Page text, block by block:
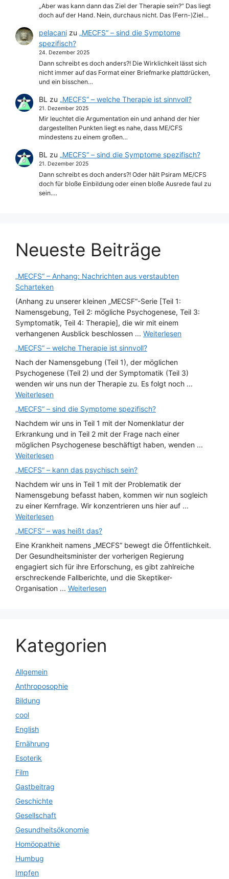
„Aber was kann dann das Ziel der Therapie sein?“ Das liegt
doch auf der Hand. Nein, durchaus nicht. Das (Fern-)Ziel…
pelacanizu „MECFS“ – sind die Symptome
spezifisch?
24. Dezember 2025
Dann schreibt es doch anders?! Die Wirklichkeit lässt sich
nicht immer auf das Format einer Briefmarke plattdrücken,
und ein bisschen…
BL zu „MECFS“ – welche Therapie ist sinnvoll?
21. Dezember 2025
Mir leuchtet die Argumentation ein und anhand der hier
dargestellten Punkten liegt es nahe, dass ME/CFS
mindestens zu einem großen…
BL zu „MECFS“ – sind die Symptome spezifisch?
21. Dezember 2025
Dann schreibt es doch anders?! Oder hält Psiram ME/CFS
doch für bloße Einbildung oder einen bloße Ausrede faul zu
sein.…
Neueste Beiträge
„MECFS“ – Anhang: Nachrichten aus verstaubten
Scharteken
(Anhang zu unserer kleinen „MECSF“-Serie [Teil 1:
Namensgebung, Teil 2: mögliche Psychogenese, Teil 3:
Symptomatik, Teil 4: Therapie], die wir mit einem
verhangenen Ausblick beschlossen ... Weiterlesen
„MECFS“ – welche Therapie ist sinnvoll?
Nach der Namensgebung (Teil 1), der möglichen
Psychogenese (Teil 2) und der Symptomatik (Teil 3)
wenden wir uns nun der Therapie zu. Es folgt noch ...
Weiterlesen
„MECFS“ – sind die Symptome spezifisch?
Nachdem wir uns in Teil 1 mit der Nomenklatur der
Erkrankung und in Teil 2 mit der Frage nach einer
möglichen Psychogenese beschäftigt haben, wenden ...
Weiterlesen
„MECFS“ – kann das psychisch sein?
Nachdem wir uns in Teil 1 mit der Problematik der
Namensgebung befasst haben, kommen wir nun sogleich
zu einer Kernfrage. Wir konzentrieren uns hier auf ...
Weiterlesen
„MECFS“ – was heißt das?
Eine Krankheit namens „MECFS“ bewegt die Öffentlichkeit.
Der Gesundheitsminister der vorherigen Regierung
engagiert sich für ihre Erforschung, es gibt zahlreiche
erschreckende Fallberichte, und die Skeptiker-
Organisation ... Weiterlesen
Kategorien
Allgemein
Anthroposophie
Bildung
cool
English
Ernährung
Esoterik
Film
Gastbeitrag
Geschichte
Gesellschaft
Gesundheitsökonomie
Homöopathie
Humbug
Impfen